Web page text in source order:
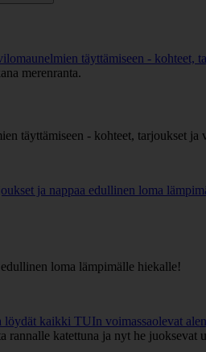
täyttämiseen - kohteet,
täyttämiseen - kohteet, tarjoukset ja
ja nappaa edullinen loma
loma lämpimälle hiekalle!
kaikki TUIn voimassaolevat